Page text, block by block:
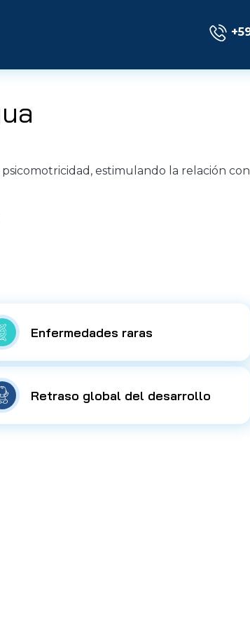
estimulando la relación con
Enfermedades raras
Retraso global del desarrollo